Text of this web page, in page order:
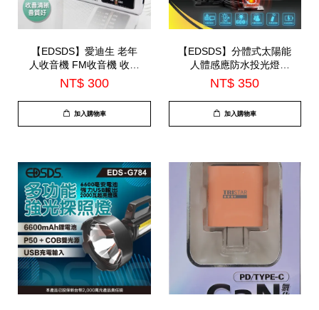
【EDSDS】愛迪生 老年
人收音機 FM收音機 收音
機外接麥風(EDS-C474)
NT$ 300
加入購物車
【EDSDS】分體式太陽能
人體感應防水投光燈
(EDS-PM80W)
NT$ 350
加入購物車